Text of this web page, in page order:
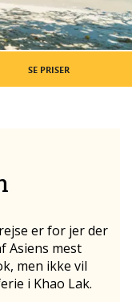
SE PRISER
er for jer der
Asiens mest
men ikke vil
i Khao Lak.